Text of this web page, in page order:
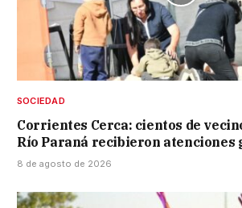
SOCIEDAD
Corrientes Cerca: cientos de
Río Paraná recibieron atenciones
8 de agosto de 2026